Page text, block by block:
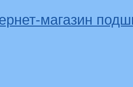
магазин